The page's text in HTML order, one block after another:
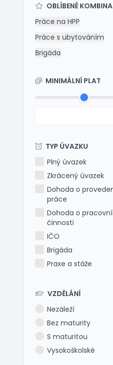
OBLÍBENÉ
Práce na HPP
Práce s ubytováním
Brigáda
MINIMÁLNÍ PLAT
TYP ÚVAZKU
Plný úvazek
Zkrácený úvazek
Dohoda o
práce
Dohoda o pracovní
činnosti
IČO
Brigáda
Praxe a stáže
VZDĚLÁNÍ
Nezáleží
Bez maturity
S maturitou
Vysokoškolské